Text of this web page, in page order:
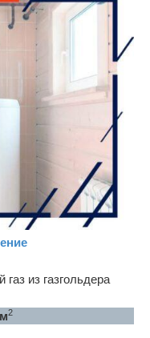
из газгольдера
2